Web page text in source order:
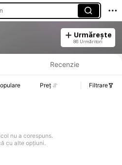
Urmărește
86 Urmăritori
prețului, detalii privind vânzările și stocul.
Recenzie
Preț Filtrare
nu a corespuns.
cu alte opțiuni.